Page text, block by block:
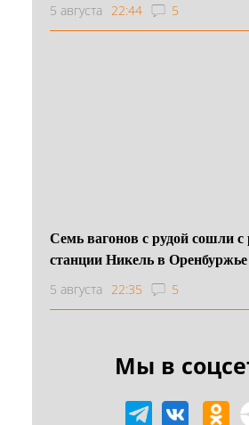
5 августа 22:44 5
Семь вагонов с рудой сошли с
станции Никель в Оренбуржье
5 августа 22:35 5
Мы в